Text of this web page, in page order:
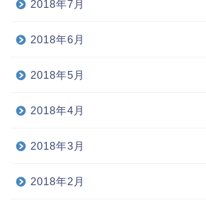
2018年7月
2018年6月
2018年5月
2018年4月
2018年3月
2018年2月